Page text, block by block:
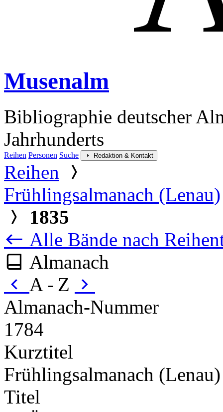
Musenalm
Bibliographie deutscher
Jahrhunderts
Reihen Personen Suche Redaktion & Kontakt
Reihen
Frühlingsalmanach (Lenau)
1835
Alle Bände nach
Almanach
A - Z
Almanach-Nummer
1784
Kurztitel
Frühlingsalmanach
Titel